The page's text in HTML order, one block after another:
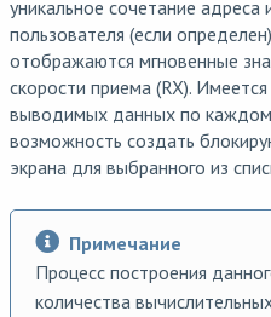
уникальное сочетание адреса
пользователя (если
отображаются мгновенные
скорости приема (RX).
выводимых данных по
возможность создать
экрана для выбранного из
Примечание
Процесс построения
количества